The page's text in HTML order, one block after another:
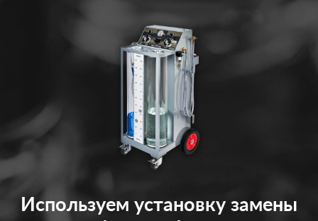
Используем установку замены